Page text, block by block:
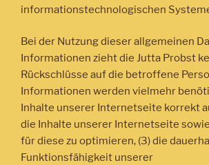
informationstechnologischen
Bei der Nutzung dieser allgemeinen
Informationen zieht die Jutta Probst
Rückschlüsse auf die betroffene
Informationen werden vielmehr
Inhalte unserer Internetseite korrekt
die Inhalte unserer Internetseite
für diese zu optimieren, (3) die
Funktionsfähigkeit unserer